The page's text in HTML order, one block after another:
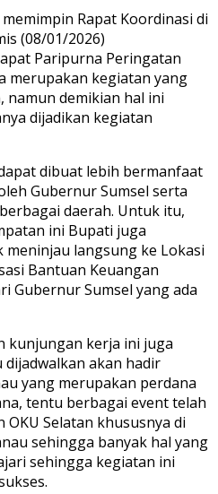
Rapat Koordinasi di
(08/01/2026)
Paripurna Peringatan
merupakan kegiatan yang
namun demikian hal ini
dijadikan kegiatan
dibuat lebih bermanfaat
Gubernur Sumsel serta
daerah. Untuk itu,
ini Bupati juga
langsung ke Lokasi
Bantuan Keuangan
Gubernur Sumsel yang ada
kunjungan kerja ini juga
akan hadir
yang merupakan perdana
tentu berbagai event telah
Selatan khususnya di
sehingga banyak hal yang
sehingga kegiatan ini